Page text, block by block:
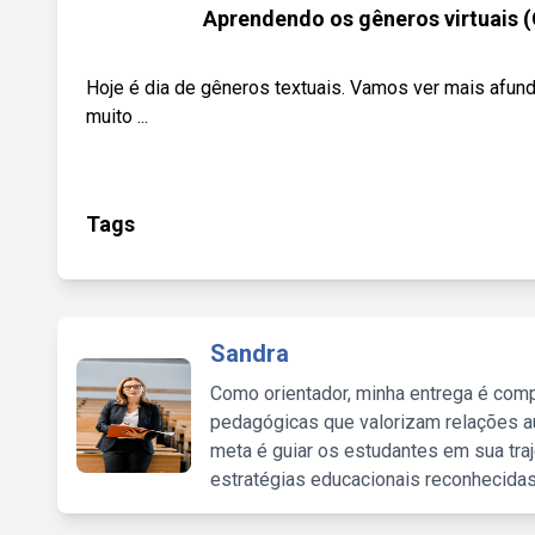
Aprendendo os gêneros virtuais
Hoje é dia de gêneros textuais. Vamos ver mais
muito ...
Tags
Sandra
Como orientador, minha entrega é
pedagógicas que valorizam relações
meta é guiar os estudantes em sua
estratégias educacionais